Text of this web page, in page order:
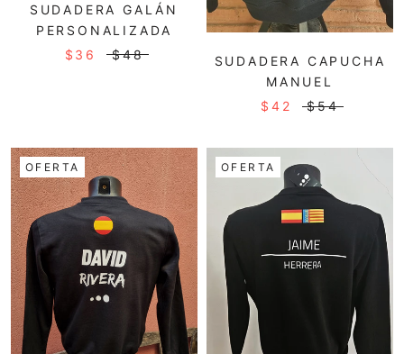
SUDADERA GALÁN
PERSONALIZADA
$36
$48
SUDADERA CAPUCHA
MANUEL
$42
$54
OFERTA OFERTA